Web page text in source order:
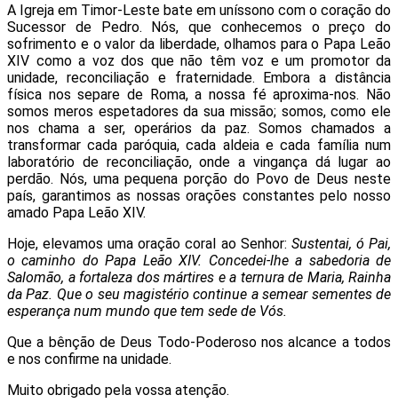
A Igreja em Timor-Leste bate em uníssono com o coração do
Sucessor de Pedro. Nós, que conhecemos o preço do
sofrimento e o valor da liberdade, olhamos para o Papa Leão
XIV como a voz dos que não têm voz e um promotor da
unidade, reconciliação e fraternidade. Embora a distância
física nos separe de Roma, a nossa fé aproxima-nos. Não
somos meros espetadores da sua missão; somos, como ele
nos chama a ser, operários da paz. Somos chamados a
transformar cada paróquia, cada aldeia e cada família num
laboratório de reconciliação, onde a vingança dá lugar ao
perdão. Nós, uma pequena porção do Povo de Deus neste
país, garantimos as nossas orações constantes pelo nosso
amado Papa Leão XIV.
Hoje, elevamos uma oração coral ao Senhor: Sustentai, ó Pai,
o caminho do Papa Leão XIV. Concedei-lhe a sabedoria de
Salomão, a fortaleza dos mártires e a ternura de Maria, Rainha
da Paz. Que o seu magistério continue a semear sementes de
esperança num mundo que tem sede de Vós.
Que a bênção de Deus Todo-Poderoso nos alcance a todos
e nos confirme na unidade.
Muito obrigado pela vossa atenção.